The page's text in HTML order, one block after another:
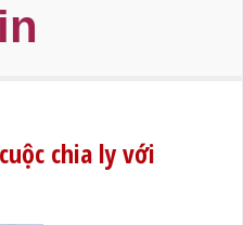
chia ly với